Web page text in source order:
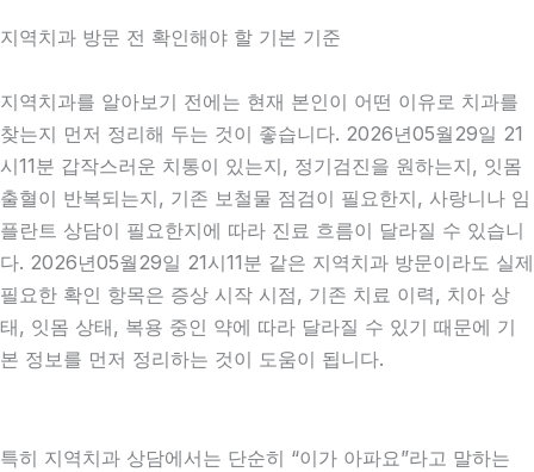
지역치과 방문 전 확인해야 할 기본 기준
지역치과를 알아보기 전에는 현재 본인이 어떤 이유로 치과를
찾는지 먼저 정리해 두는 것이 좋습니다. 2026년05월29일 21
시11분 갑작스러운 치통이 있는지, 정기검진을 원하는지, 잇몸
출혈이 반복되는지, 기존 보철물 점검이 필요한지, 사랑니나 임
플란트 상담이 필요한지에 따라 진료 흐름이 달라질 수 있습니
다. 2026년05월29일 21시11분 같은 지역치과 방문이라도 실제
필요한 확인 항목은 증상 시작 시점, 기존 치료 이력, 치아 상
태, 잇몸 상태, 복용 중인 약에 따라 달라질 수 있기 때문에 기
본 정보를 먼저 정리하는 것이 도움이 됩니다.
특히 지역치과 상담에서는 단순히 “이가 아파요”라고 말하는